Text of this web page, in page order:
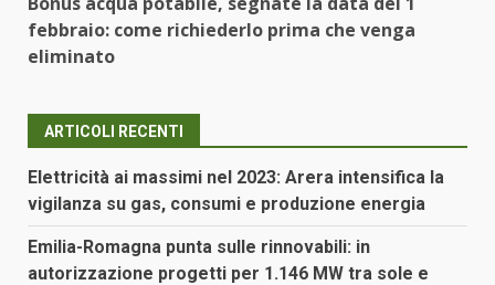
febbraio: come richiederlo prima che venga
eliminato
ARTICOLI RECENTI
Elettricità ai massimi nel 2023: Arera intensifica la
vigilanza su gas, consumi e produzione energia
Emilia-Romagna punta sulle rinnovabili: in
autorizzazione progetti per 1.146 MW tra sole e